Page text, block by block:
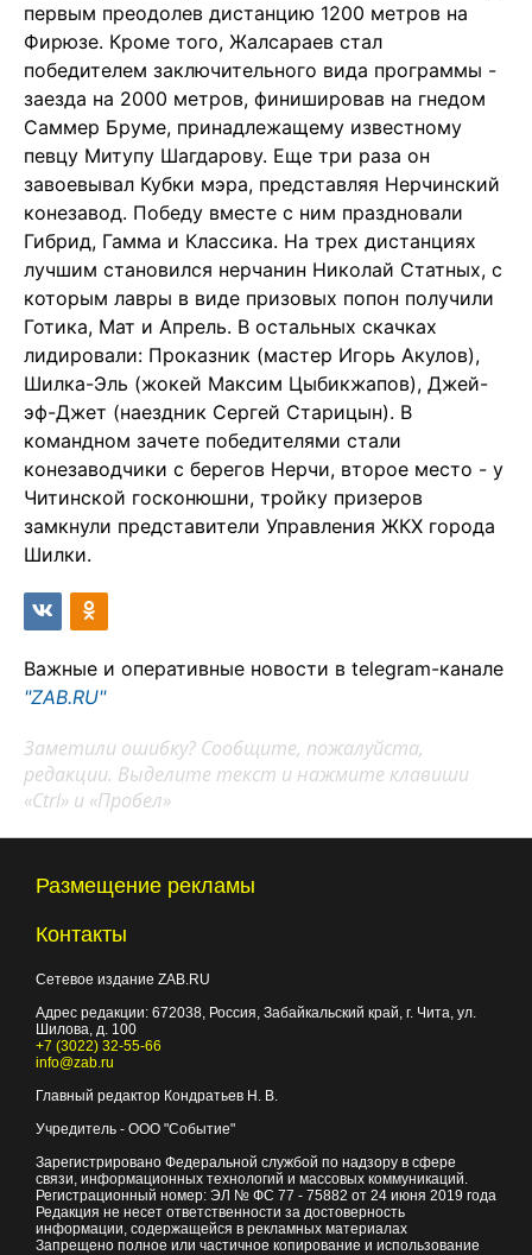
первым преодолев дистанцию 1200 метров на
Фирюзе. Кроме того, Жалсараев стал
победителем заключительного вида программы -
заезда на 2000 метров, финишировав на гнедом
Саммер Бруме, принадлежащему известному
певцу Митупу Шагдарову. Еще три раза он
завоевывал Кубки мэра, представляя Нерчинский
конезавод. Победу вместе с ним праздновали
Гибрид, Гамма и Классика. На трех дистанциях
лучшим становился нерчанин Николай Статных, с
которым лавры в виде призовых попон получили
Готика, Мат и Апрель. В остальных скачках
лидировали: Проказник (мастер Игорь Акулов),
Шилка-Эль (жокей Максим Цыбикжапов), Джей-
эф-Джет (наездник Сергей Старицын). В
командном зачете победителями стали
конезаводчики с берегов Нерчи, второе место - у
Читинской госконюшни, тройку призеров
замкнули представители Управления ЖКХ города
Шилки.
Важные и оперативные новости в telegram-канале
"ZAB.RU"
Заметили ошибку? Сообщите, пожалуйста,
редакции. Выделите текст и нажмите клавиши
«Ctrl» и «Пробел»
Размещение рекламы
Контакты
Сетевое издание ZAB.RU
Адрес редакции: 672038, Россия, Забайкальский край, г. Чита, ул.
Шилова, д. 100
+7 (3022) 32-55-66
info@zab.ru
Главный редактор Кондратьев Н. В.
Учредитель - ООО "Событие"
Зарегистрировано Федеральной службой по надзору в сфере
связи, информационных технологий и массовых коммуникаций.
Регистрационный номер: ЭЛ № ФС 77 - 75882 от 24 июня 2019 года
Редакция не несет ответственности за достоверность
информации, содержащейся в рекламных материалах
Запрещено полное или частичное копирование и использование